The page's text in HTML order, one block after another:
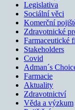
Legislativa
Sociální věci
Komerční
Zdravotnické
Farmaceutické
Stakeholders
Covid
Adman´s
Farmacie
Aktuality
Zdravotnictví
Věda a výzkum